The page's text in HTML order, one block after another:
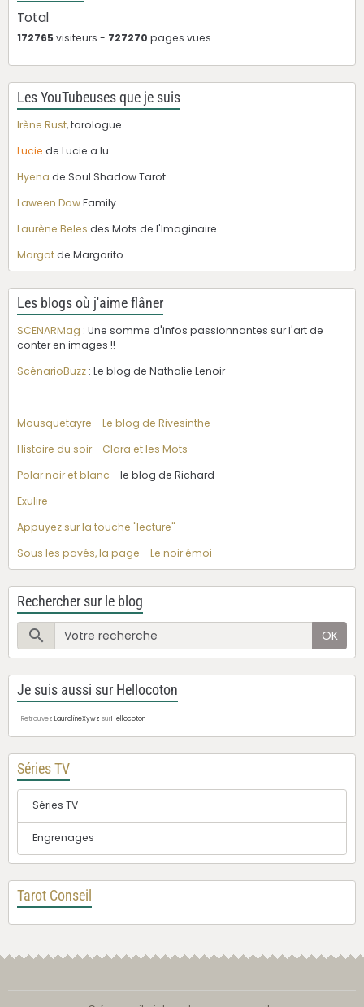
Total
172765 visiteurs - 727270 pages vues
Les YouTubeuses que je suis
Irène Rust, tarologue
Lucie de Lucie a lu
Hyena de Soul Shadow Tarot
Laween DowFamily
Laurène Beles des Mots de l'Imaginaire
Margotde Margorito
Les blogs où j'aime flâner
SCENARMag : Une somme d'infos passionnantes sur l'art de
conter en images !!
ScénarioBuzz : Le blog de Nathalie Lenoir
----------------
Mousquetayre - Le blog de Rivesinthe
Histoire du soir- Clara et les Mots
Polar noir et blanc - le blog de Richard
Exulire
Appuyez sur la touche "lecture"
Sous les pavés, la page - Le noir émoi
Rechercher sur le blog
OK
Je suis aussi sur Hellocoton
Retrouvez LauralineXywz surHellocoton
Séries TV
Séries TV
Engrenages
Tarot Conseil